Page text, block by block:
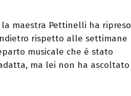
la maestra Pettinelli ha ripreso
rispetto alle settimane
musicale che è stato
ma lei non ha ascoltato